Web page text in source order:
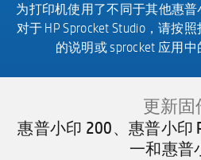
为打印机使用了不同于其他惠普
对于 HP Sprocket Studio，请按
的说明或 sprocket 应用中
更新固
惠普小印 200、惠普小印
一和惠普